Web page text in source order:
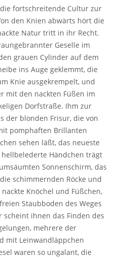
fortschreitende Cultur zur
den Knien abwärts hört die
Natur tritt in ihr Recht.
Geselle im
grauen Cylinder auf dem
ins Auge geklemmt, die
Knie ausgekrempelt, und
mit den nackten Füßen im
Dorfstraße. Ihm zur
der blonden Frisur, die von
pomphaften Brillanten
sehen läßt, das neueste
Händchen trägt
Sonnenschirm, das
schimmernden Röcke und
Knöchel und Füßchen,
Staubboden des Weges
scheint ihnen das Finden des
mehrere der
mit Leinwandläppchen
waren so ungalant, die